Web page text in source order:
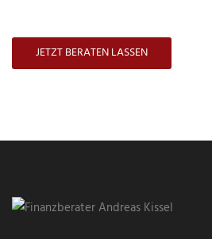
JETZT BERATEN LASSEN